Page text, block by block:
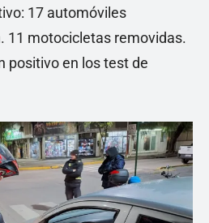
17 automóviles
11 motocicletas removidas.
positivo en los test de